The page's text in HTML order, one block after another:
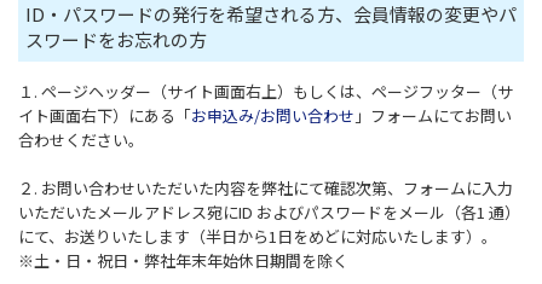
ID・パスワードの発行を希望される方、会員情報の変更やパ
スワードをお忘れの方
１. ページヘッダー（サイト画面右上）もしくは、ページフッター（サ
イト画面右下）にある「お申込み/お問い合わせ 」フォームにてお問い
合わせください。
２. お問い合わせいただいた内容を弊社にて確認次第、フォームに入力
いただいたメールアドレス宛にID およびパスワードをメール（各1 通）
にて、お送りいたします（半日から1日をめどに対応いたします）。
※土・日・祝日・弊社年末年始休日期間を除く